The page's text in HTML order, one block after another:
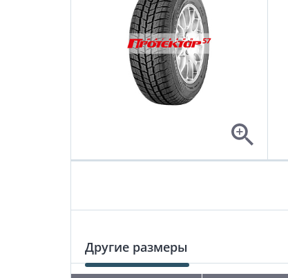
Другие размеры